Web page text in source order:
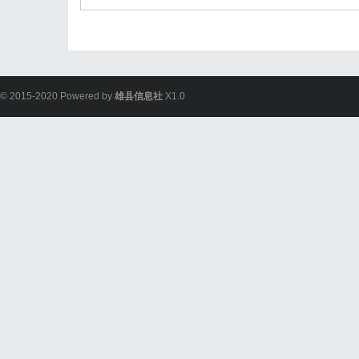
© 2015-2020 Powered by 雄县信息社 X1.0